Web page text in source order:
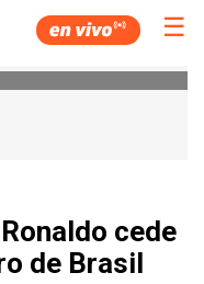
☰
cede
de Brasil